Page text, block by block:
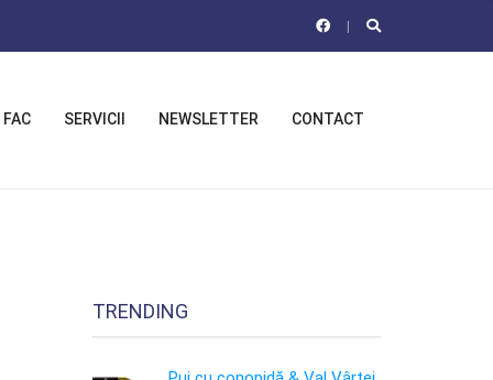
FAC SERVICII NEWSLETTER CONTACT
TRENDING